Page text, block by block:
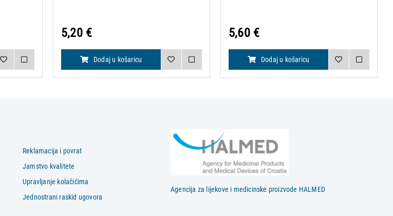
5,20 €
Dodaj u košaricu
5,60 €
Dodaj u košaricu
Reklamacija i povrat
Jamstvo kvalitete
Upravljanje kolačićima
Jednostrani raskid ugovora
Agencija za lijekove i medicinske proizvode HALMED